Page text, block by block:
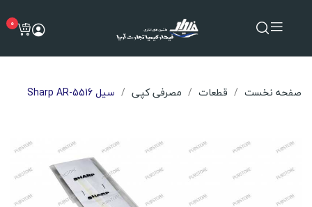
0
صفحه نخست قطعات مصرفی کپی سیل Sharp AR-5516